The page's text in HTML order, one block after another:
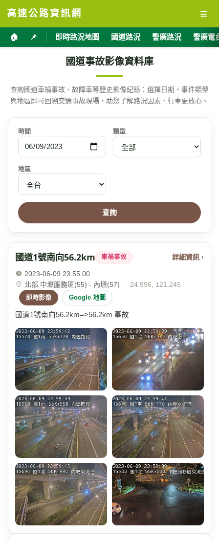
高速公路資訊網 ≡
🏠 📌 即時路況地圖 國道路況 警廣路況 警廣電
國道事故影像資料庫
查詢國道車禍事故、故障車等歷史影像紀錄：選擇日期、事件類型
與地區即可回溯交通事故現場，助您了解路況因素、行車更放心。
時間 類型
地區
查詢
國道1號南向56.2km 車禍事故 詳細資訊 ›
2023-06-09 23:55:00
·
北部 中壢服務區(55) - 內壢(57)
· 24.996, 121.245
即時影像 Google 地圖
國道1號南向56.2km=>56.2km 事故